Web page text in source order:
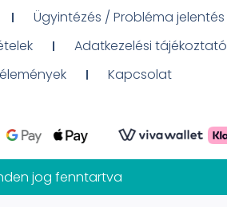
Ügyintézés / Probléma jelentés
Adatkezelési tájékoztató
Kapcsolat
jog fenntartva